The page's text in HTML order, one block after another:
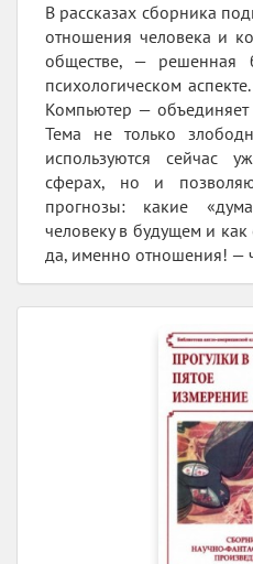
В рассказах сборника
отношения человека и
обществе, — решенная
психологическом
Компьютер — объединяет
Тема не только
используются сейчас
сферах, но и
прогнозы: какие
человеку в будущем и
да, именно отношения! —